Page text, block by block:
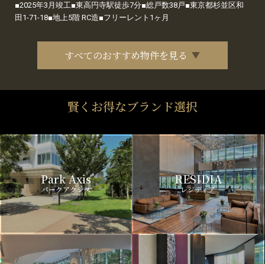
■2025年3月竣工■東高円寺駅徒歩7分■総戸数38戸■東京都杉並区和
田1-71-18■地上5階 RC造■フリーレント1ヶ月
すべてのおすすめ物件を見る
賢くお得なブランド選択
Park Axis
パークアクシス
RESIDIA
レジディア